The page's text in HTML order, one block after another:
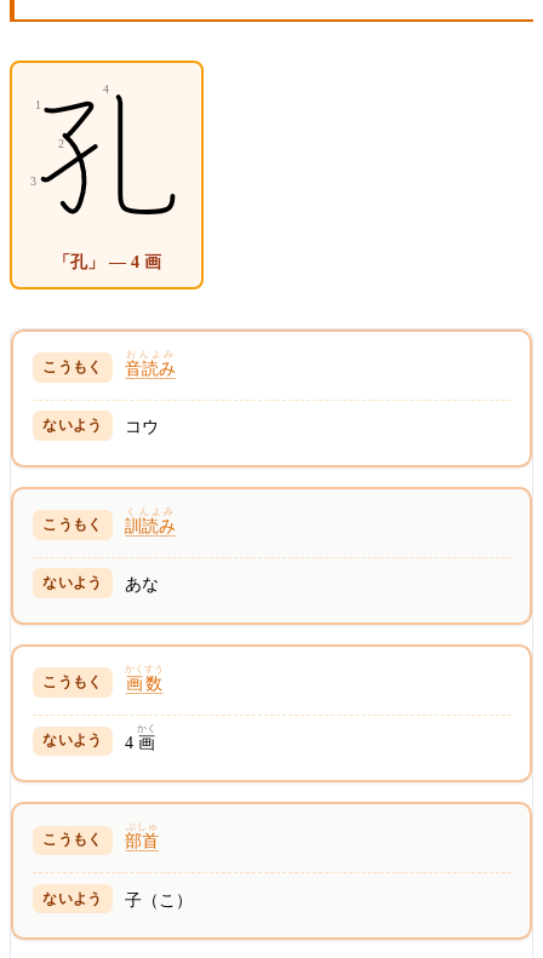
「孔」 — 4 画
音読み
おんよみ
コウ
訓読み
くんよみ
あな
画数
かくすう
4画
かく
部首
ぶしゅ
子（こ）